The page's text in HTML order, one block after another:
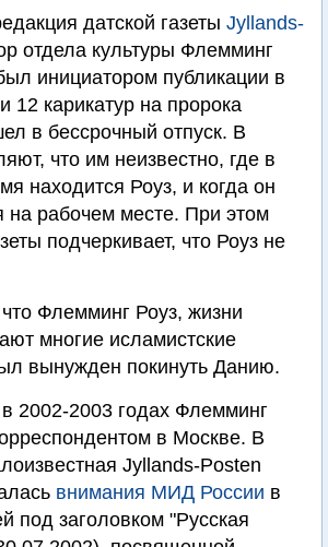
датской газеты Jyllands-
отдела культуры Флемминг
инициатором публикации в
12 карикатур на пророка
в бессрочный отпуск. В
что им неизвестно, где в
находится Роуз, и когда он
на рабочем месте. При этом
подчеркивает, что Роуз не
Флемминг Роуз, жизни
многие исламистские
вынужден покинуть Данию.
2002-2003 годах Флемминг
в Москве. В
Jyllands-Posten
внимания МИД России в
под заголовком "Русская